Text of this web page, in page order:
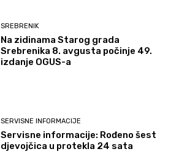
SREBRENIK
Na zidinama Starog grada
Srebrenika 8. avgusta počinje 49.
izdanje OGUS-a
SERVISNE INFORMACIJE
Servisne informacije: Rođeno šest
djevojčica u protekla 24 sata